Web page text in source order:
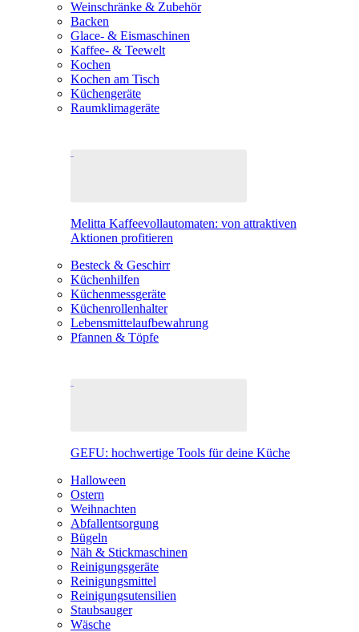
Weinschränke & Zubehör
Backen
Glace- & Eismaschinen
Kaffee- & Teewelt
Kochen
Kochen am Tisch
Küchengeräte
Raumklimageräte
Melitta Kaffeevollautomaten: von attraktiven
Aktionen profitieren
Besteck & Geschirr
Küchenhilfen
Küchenmessgeräte
Küchenrollenhalter
Lebensmittelaufbewahrung
Pfannen & Töpfe
GEFU: hochwertige Tools für deine Küche
Halloween
Ostern
Weihnachten
Abfallentsorgung
Bügeln
Näh & Stickmaschinen
Reinigungsgeräte
Reinigungsmittel
Reinigungsutensilien
Staubsauger
Wäsche